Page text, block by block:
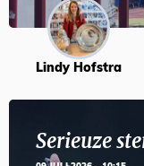
Lindy Hofstra
Serieuze